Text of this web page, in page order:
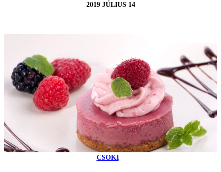
2019 JÚLIUS 14
CSOKI